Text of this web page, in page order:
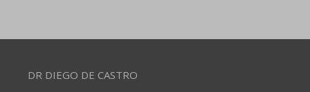
DR DIEGO DE CASTRO